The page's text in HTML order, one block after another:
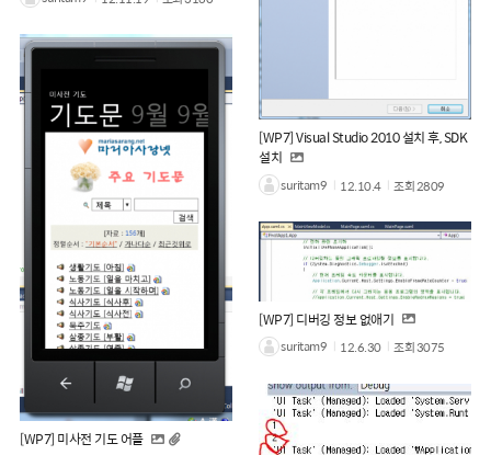
[WP7] Visual Studio 2010 설치 후, SDK
설치
suritam9 12.10.4 조회2809
[WP7] 미사전 기도 어플
[WP7] 디버깅 정보 없애기
suritam9 12.6.30 조회3075